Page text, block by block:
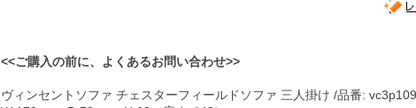
<<ご購入の前に、よくあるお問い合わせ>>
ヴィンセントソファ チェスターフィールドソファ 三人掛け /品番: